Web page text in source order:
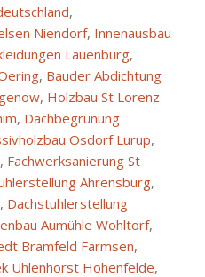
,
Niendorf, Innenausbau
Lauenburg,
, Bauder Abdichtung
, Holzbau St Lorenz
, Dachbegrünung
Osdorf Lurup,
, Fachwerksanierung St
Ahrensburg,
, Dachstuhlerstellung
Aumühle Wohltorf,
Bramfeld Farmsen,
Uhlenhorst Hohenfelde,